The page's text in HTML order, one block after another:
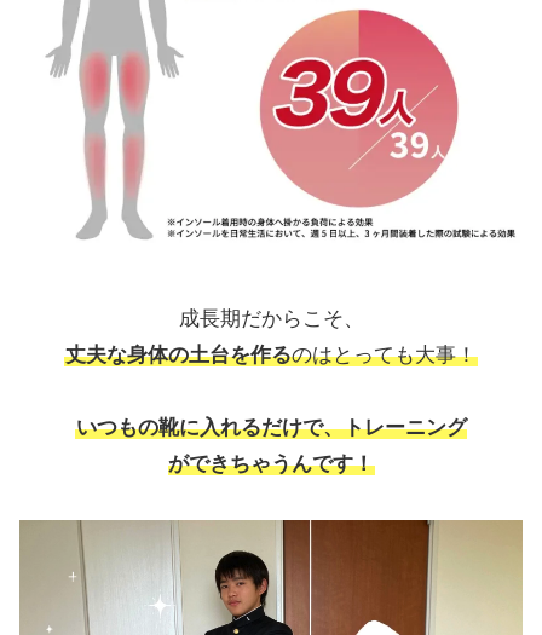
成長期だからこそ、
丈夫な身体の土台を作るのはとっても大事！
いつもの靴に入れるだけで、トレーニング
ができちゃうんです！